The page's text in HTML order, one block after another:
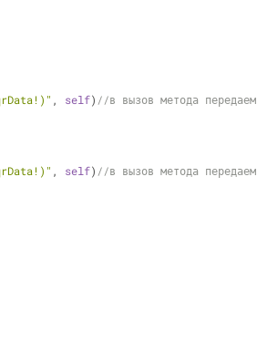
! ) " , self) //в вызов метода передаем
! ) " , self) //в вызов метода передаем